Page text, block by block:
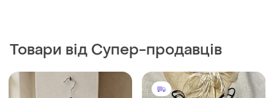
Товари від Супер-продавців